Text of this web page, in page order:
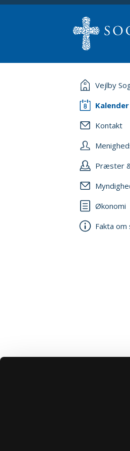
Vejlby
Kalender
Kontakt
Præster
Økonomi
Fakta